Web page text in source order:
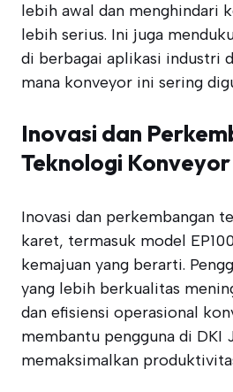
lebih awal dan menghindari
lebih serius. Ini juga
di berbagai aplikasi industri
mana konveyor ini sering
Inovasi dan
Teknologi
Inovasi dan perkembangan
karet, termasuk model
kemajuan yang berarti.
yang lebih berkualitas
dan efisiensi operasional
membantu pengguna di DKI
memaksimalkan